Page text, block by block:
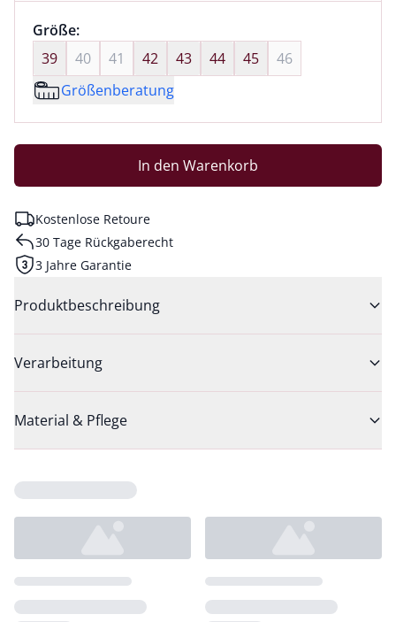
Größenauswahl:
Größe:nichts ausgewählt
39
40 41 42 43 44 45
46
Größenberatung
In den Warenkorb
Kostenlose Retoure
30 Tage Rückgaberecht
3 Jahre Garantie
Produktbeschreibung
Verarbeitung
Material & Pflege